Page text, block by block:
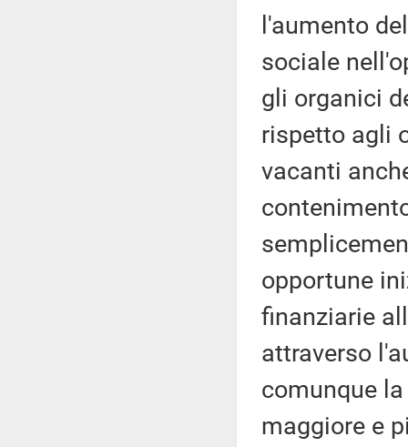
l'aumento
sociale
gli organici
rispetto agli
vacanti
opportune
finanziarie
attraverso
comunque
maggiore e